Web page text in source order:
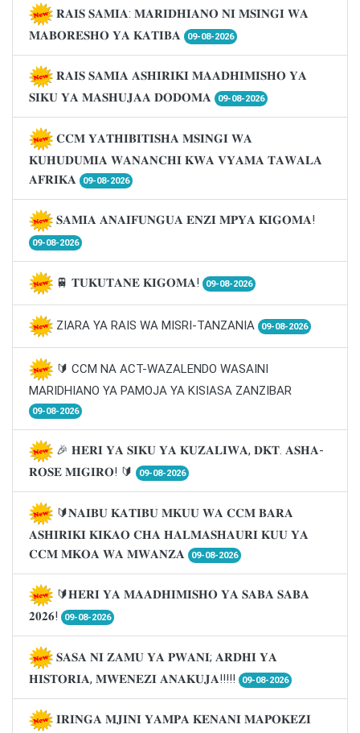
𝐑𝐀𝐈𝐒 𝐒𝐀𝐌𝐈𝐀: 𝐌𝐀𝐑𝐈𝐃𝐇𝐈𝐀𝐍𝐎 𝐍𝐈 𝐌𝐒𝐈𝐍𝐆𝐈 𝐖𝐀
𝐌𝐀𝐁𝐎𝐑𝐄𝐒𝐇𝐎 𝐘𝐀 𝐊𝐀𝐓𝐈𝐁𝐀
09-08-2026
𝐑𝐀𝐈𝐒 𝐒𝐀𝐌𝐈𝐀 𝐀𝐒𝐇𝐈𝐑𝐈𝐊𝐈 𝐌𝐀𝐀𝐃𝐇𝐈𝐌𝐈𝐒𝐇𝐎 𝐘𝐀
𝐒𝐈𝐊𝐔 𝐘𝐀 𝐌𝐀𝐒𝐇𝐔𝐉𝐀𝐀 𝐃𝐎𝐃𝐎𝐌𝐀
09-08-2026
𝐂𝐂𝐌 𝐘𝐀𝐓𝐇𝐈𝐁𝐈𝐓𝐈𝐒𝐇𝐀 𝐌𝐒𝐈𝐍𝐆𝐈 𝐖𝐀
𝐊𝐔𝐇𝐔𝐃𝐔𝐌𝐈𝐀 𝐖𝐀𝐍𝐀𝐍𝐂𝐇𝐈 𝐊𝐖𝐀 𝐕𝐘𝐀𝐌𝐀 𝐓𝐀𝐖𝐀𝐋𝐀
𝐀𝐅𝐑𝐈𝐊𝐀
09-08-2026
𝐒𝐀𝐌𝐈𝐀 𝐀𝐍𝐀𝐈𝐅𝐔𝐍𝐆𝐔𝐀 𝐄𝐍𝐙𝐈 𝐌𝐏𝐘𝐀 𝐊𝐈𝐆𝐎𝐌𝐀!
09-08-2026
🚆 𝐓𝐔𝐊𝐔𝐓𝐀𝐍𝐄 𝐊𝐈𝐆𝐎𝐌𝐀! 09-08-2026
ZIARA YA RAIS WA MISRI-TANZANIA 09-08-2026
🔰 CCM NA ACT-WAZALENDO WASAINI
MARIDHIANO YA PAMOJA YA KISIASA ZANZIBAR
09-08-2026
🎉 𝐇𝐄𝐑𝐈 𝐘𝐀 𝐒𝐈𝐊𝐔 𝐘𝐀 𝐊𝐔𝐙𝐀𝐋𝐈𝐖𝐀, 𝐃𝐊𝐓. 𝐀𝐒𝐇𝐀-
𝐑𝐎𝐒𝐄 𝐌𝐈𝐆𝐈𝐑𝐎! 🔰
09-08-2026
🔰𝐍𝐀𝐈𝐁𝐔 𝐊𝐀𝐓𝐈𝐁𝐔 𝐌𝐊𝐔𝐔 𝐖𝐀 𝐂𝐂𝐌 𝐁𝐀𝐑𝐀
𝐀𝐒𝐇𝐈𝐑𝐈𝐊𝐈 𝐊𝐈𝐊𝐀𝐎 𝐂𝐇𝐀 𝐇𝐀𝐋𝐌𝐀𝐒𝐇𝐀𝐔𝐑𝐈 𝐊𝐔𝐔 𝐘𝐀
𝐂𝐂𝐌 𝐌𝐊𝐎𝐀 𝐖𝐀 𝐌𝐖𝐀𝐍𝐙𝐀
09-08-2026
🔰𝐇𝐄𝐑𝐈 𝐘𝐀 𝐌𝐀𝐀𝐃𝐇𝐈𝐌𝐈𝐒𝐇𝐎 𝐘𝐀 𝐒𝐀𝐁𝐀 𝐒𝐀𝐁𝐀
𝟐𝟎𝟐𝟔!
09-08-2026
𝐒𝐀𝐒𝐀 𝐍𝐈 𝐙𝐀𝐌𝐔 𝐘𝐀 𝐏𝐖𝐀𝐍𝐈; 𝐀𝐑𝐃𝐇𝐈 𝐘𝐀
𝐇𝐈𝐒𝐓𝐎𝐑𝐈𝐀, 𝐌𝐖𝐄𝐍𝐄𝐙𝐈 𝐀𝐍𝐀𝐊𝐔𝐉𝐀!!!!!
09-08-2026
𝐈𝐑𝐈𝐍𝐆𝐀 𝐌𝐉𝐈𝐍𝐈 𝐘𝐀𝐌𝐏𝐀 𝐊𝐄𝐍𝐀𝐍𝐈 𝐌𝐀𝐏𝐎𝐊𝐄𝐙𝐈